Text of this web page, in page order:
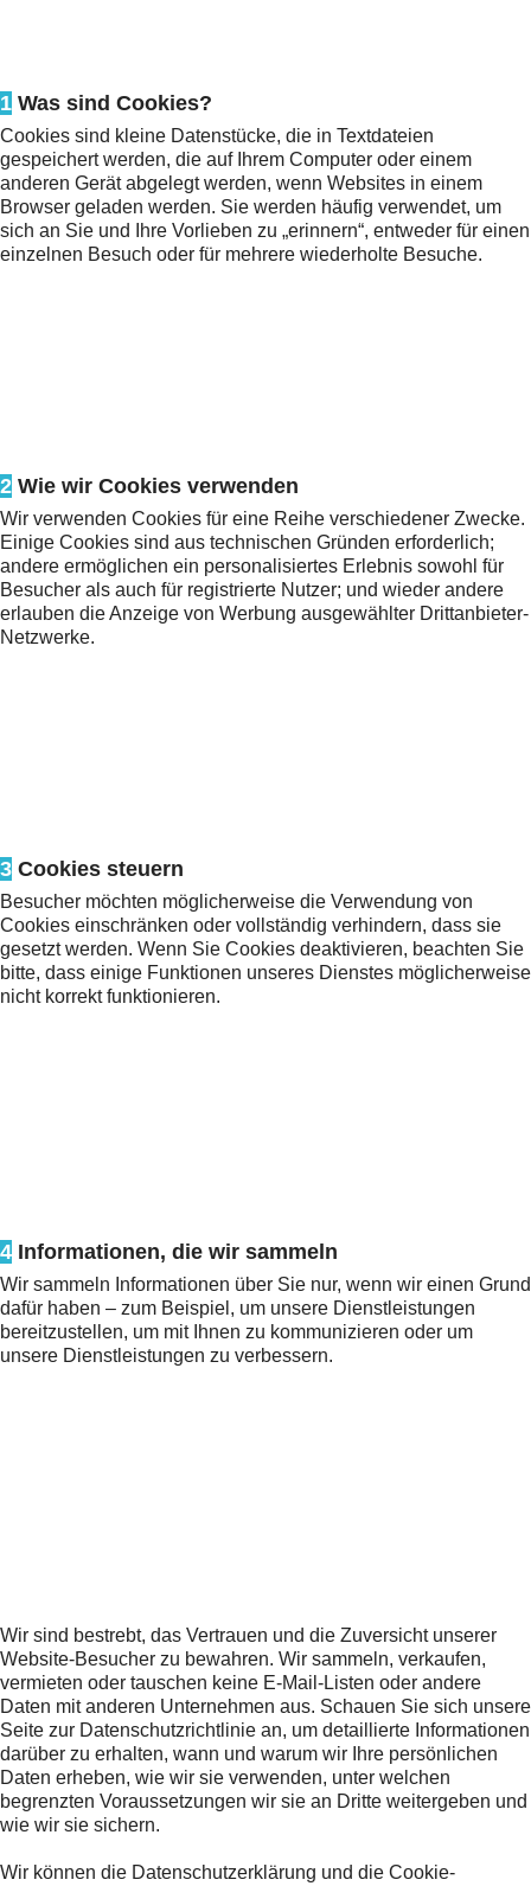
1 Was sind Cookies?
Cookies sind kleine Datenstücke, die in Textdateien
gespeichert werden, die auf Ihrem Computer oder einem
anderen Gerät abgelegt werden, wenn Websites in einem
Browser geladen werden. Sie werden häufig verwendet, um
sich an Sie und Ihre Vorlieben zu „erinnern“, entweder für einen
einzelnen Besuch oder für mehrere wiederholte Besuche.
2 Wie wir Cookies verwenden
Wir verwenden Cookies für eine Reihe verschiedener Zwecke.
Einige Cookies sind aus technischen Gründen erforderlich;
andere ermöglichen ein personalisiertes Erlebnis sowohl für
Besucher als auch für registrierte Nutzer; und wieder andere
erlauben die Anzeige von Werbung ausgewählter Drittanbieter-
Netzwerke.
3 Cookies steuern
Besucher möchten möglicherweise die Verwendung von
Cookies einschränken oder vollständig verhindern, dass sie
gesetzt werden. Wenn Sie Cookies deaktivieren, beachten Sie
bitte, dass einige Funktionen unseres Dienstes möglicherweise
nicht korrekt funktionieren.
4 Informationen, die wir sammeln
Wir sammeln Informationen über Sie nur, wenn wir einen Grund
dafür haben – zum Beispiel, um unsere Dienstleistungen
bereitzustellen, um mit Ihnen zu kommunizieren oder um
unsere Dienstleistungen zu verbessern.
Wir sind bestrebt, das Vertrauen und die Zuversicht unserer
Website-Besucher zu bewahren. Wir sammeln, verkaufen,
vermieten oder tauschen keine E-Mail-Listen oder andere
Daten mit anderen Unternehmen aus. Schauen Sie sich unsere
Seite zur Datenschutzrichtlinie an, um detaillierte Informationen
darüber zu erhalten, wann und warum wir Ihre persönlichen
Daten erheben, wie wir sie verwenden, unter welchen
begrenzten Voraussetzungen wir sie an Dritte weitergeben und
wie wir sie sichern.
Wir können die Datenschutzerklärung und die Cookie-